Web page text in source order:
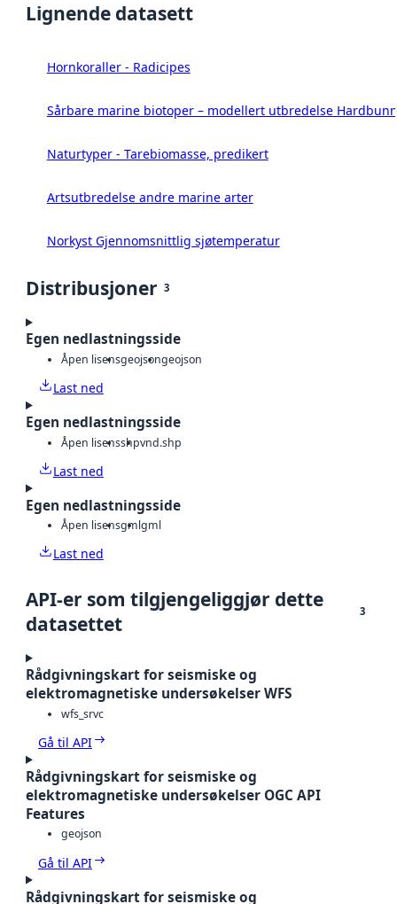
Lignende datasett
Hornkoraller - Radicipes
Sårbare marine biotoper – modellert utbredelse
Naturtyper - Tarebiomasse, predikert
Artsutbredelse andre marine arter
Norkyst Gjennomsnittlig sjøtemperatur
Distribusjoner 3
Egen nedlastningsside
Åpen lisensgeojsongeojson
Last ned
Egen nedlastningsside
Åpen lisensshpvnd.shp
Last ned
Egen nedlastningsside
Åpen lisensgmlgml
Last ned
API-er som tilgjengeliggjør dette
datasettet
3
Rådgivningskart for seismiske og
elektromagnetiske undersøkelser WFS
wfs_srvc
Gå til API
Rådgivningskart for seismiske og
elektromagnetiske undersøkelser OGC API
Features
geojson
Gå til API
Rådgivningskart for seismiske og